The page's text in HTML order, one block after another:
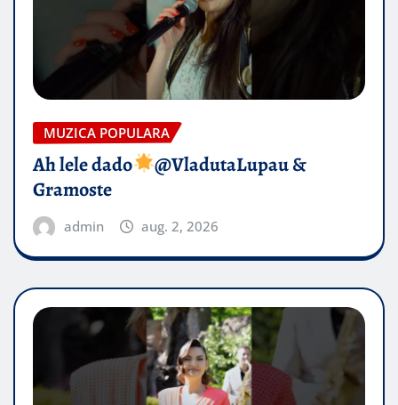
MUZICA POPULARA
Ah lele dado​
@VladutaLupau &
Gramoste
admin aug. 2, 2026